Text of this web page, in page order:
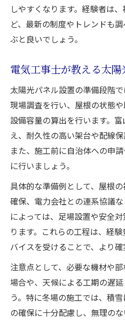
しやすくなります。経験者は
ど、最新の制度やトレンドも
ぶと良いでしょう。
電気工事士が教える太
太陽光パネル設置の準備段階
現場調査を行い、屋根の状態
設備容量の算出を行います。
え、耐久性の高い架台や配線保
また、施工前に自治体への申
に行いましょう。
具体的な準備例として、屋根
確保、電力会社との連系協議
によっては、足場設置や安全
ります。これらの工程は、経
バイスを受けることで、より確
注意点として、必要な機材や
場合や、天候による工期の遅
う。特に冬場の施工では、積
の確保に十分配慮し、無理の